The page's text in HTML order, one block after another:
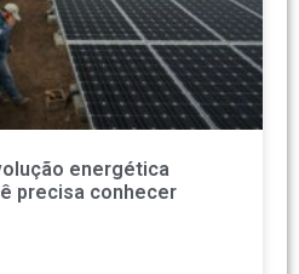
energética
precisa conhecer